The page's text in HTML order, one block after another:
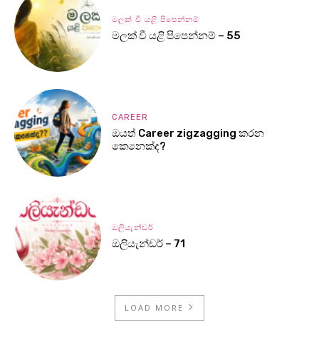
මලක් වී යළි පිපෙන්නම්
මලක් වී යළි පිපෙන්නම් – 55
CAREER
ඔයත් Career zigzagging කරන
කෙනෙක්ද?
ඔලියැන්ඩර්
ඔලියැන්ඩර් – 71
LOAD MORE